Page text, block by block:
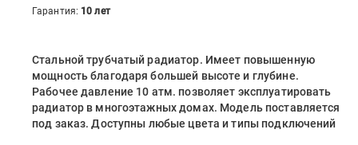
Гарантия: 10 лет
Стальной трубчатый радиатор. Имеет повышенную
мощность благодаря большей высоте и глубине.
Рабочее давление 10 атм. позволяет эксплуатировать
радиатор в многоэтажных домах. Модель поставляется
под заказ. Доступны любые цвета и типы подключений